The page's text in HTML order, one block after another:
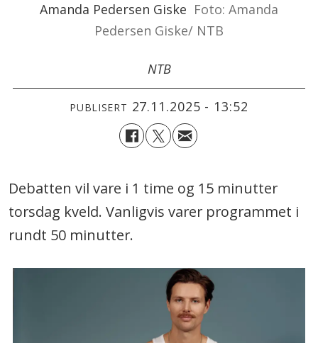
Amanda Pedersen Giske Foto: Amanda
Pedersen Giske/ NTB
NTB
PUBLISERT 27.11.2025 - 13:52
Debatten vil vare i 1 time og 15 minutter
torsdag kveld. Vanligvis varer programmet i
rundt 50 minutter.